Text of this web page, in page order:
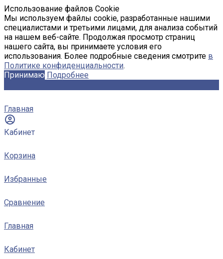
Использование файлов Cookie
Мы используем файлы cookie, разработанные нашими
специалистами и третьими лицами, для анализа событий
на нашем веб-сайте. Продолжая просмотр страниц
нашего сайта, вы принимаете условия его
использования. Более подробные сведения смотрите в
Политике конфиденциальности.
Принимаю Подробнее
Главная
Кабинет
Корзина
Избранные
Сравнение
Главная
Кабинет